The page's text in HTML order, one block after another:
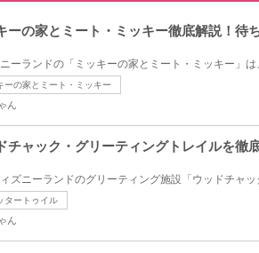
ーの家とミート・ミッキー徹底解説！待
ーランドの「ミッキーの家とミート・ミッキー」
ーの家とミート・ミッキー
ん
チャック・グリーティングトレイルを徹
ズニーランドのグリーティング施設「ウッドチャ
タートゥイル
ん